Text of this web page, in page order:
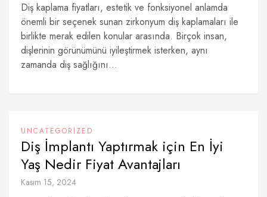
Diş kaplama fiyatları, estetik ve fonksiyonel anlamda
önemli bir seçenek sunan zirkonyum diş kaplamaları ile
birlikte merak edilen konular arasında. Birçok insan,
dişlerinin görünümünü iyileştirmek isterken, aynı
zamanda diş sağlığını...
UNCATEGORIZED
Diş İmplantı Yaptırmak için En İyi
Yaş Nedir Fiyat Avantajları
Kasım 15, 2024